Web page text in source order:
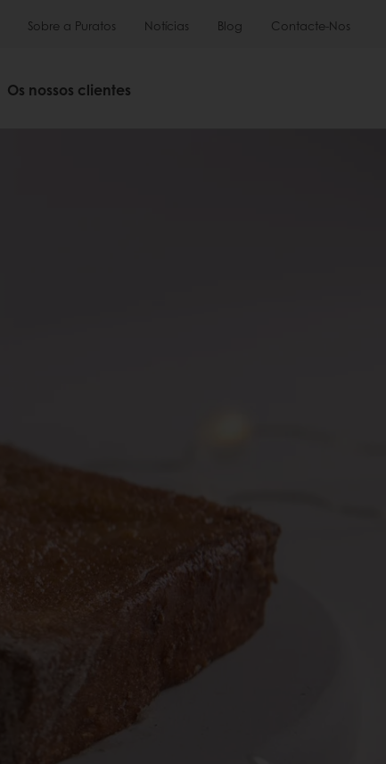
Sobre a Puratos Notícias Blog Contacte-Nos
Os nossos clientes